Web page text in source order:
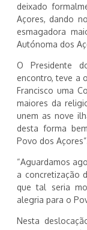
deixado
Açores, dando
esmagadora
Autónoma dos
O Presidente
encontro, teve a
Francisco uma
maiores da
unem as nove
desta forma
Povo dos
“Aguardamos
a concretização
que tal seria
alegria para o
Nesta